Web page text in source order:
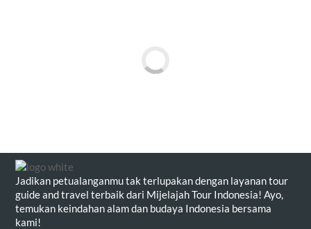
Back
To
Top
Jadikan petualanganmu tak terlupakan dengan layanan tour
guide and travel terbaik dari Mijelajah Tour Indonesia! Ayo,
temukan keindahan alam dan budaya Indonesia bersama
kami!